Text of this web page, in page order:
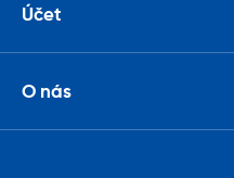
Účet
O nás